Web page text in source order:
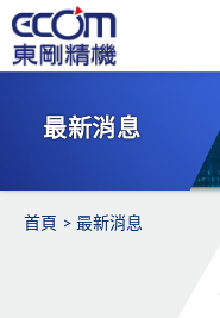
最新消息
首頁 最新消息